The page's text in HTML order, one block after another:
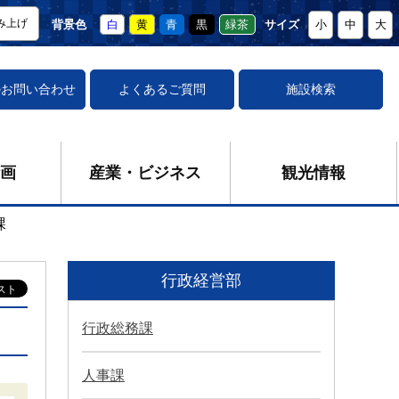
上げ 背景色 白 黄 青 黒 緑茶 サイズ 小 中 大
お問い合わせ よくあるご質問 施設検索
産業・ビジネス 観光情報
行政経営部
行政総務課
人事課